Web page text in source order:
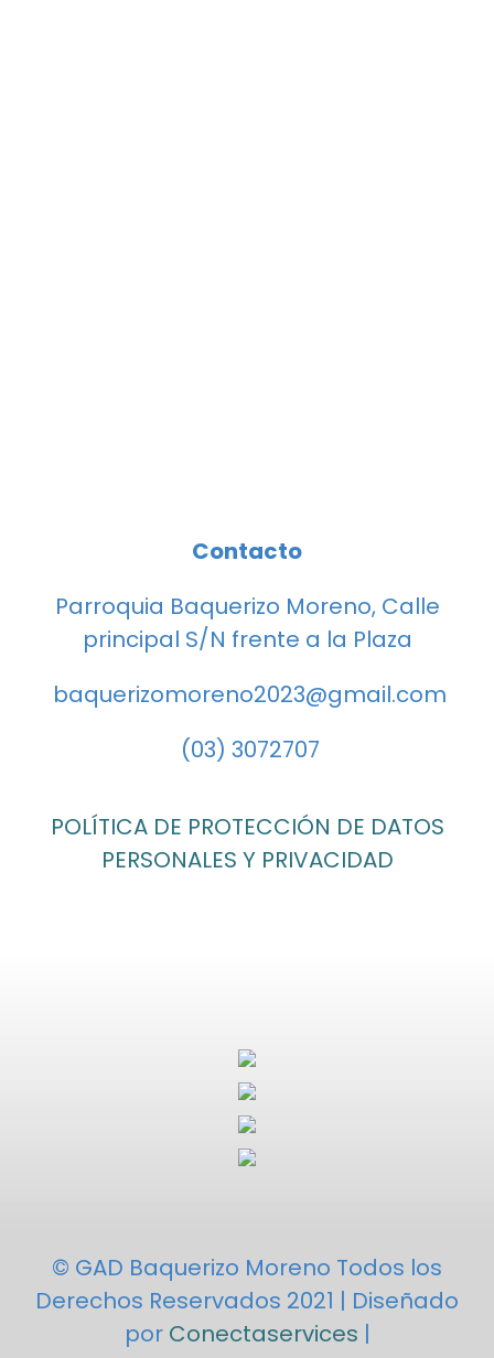
Contacto
Parroquia Baquerizo Moreno, Calle
principal S/N frente a la Plaza
baquerizomoreno2023@gmail.com
(03) 3072707
POLÍTICA DE PROTECCIÓN DE DATOS
PERSONALES Y PRIVACIDAD
© GAD Baquerizo Moreno Todos los
Derechos Reservados 2021 | Diseñado
por Conectaservices |